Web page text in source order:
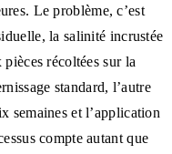
Le problème, c’est
la salinité incrustée
récoltées sur la
standard, l’autre
semaines et l’application
compte autant que